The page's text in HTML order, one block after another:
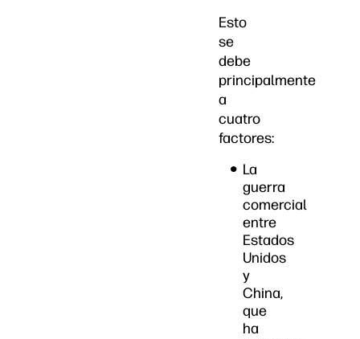
Esto
se
debe
principalmente
a
cuatro
factores:
La
guerra
comercial
entre
Estados
Unidos
y
China,
que
ha